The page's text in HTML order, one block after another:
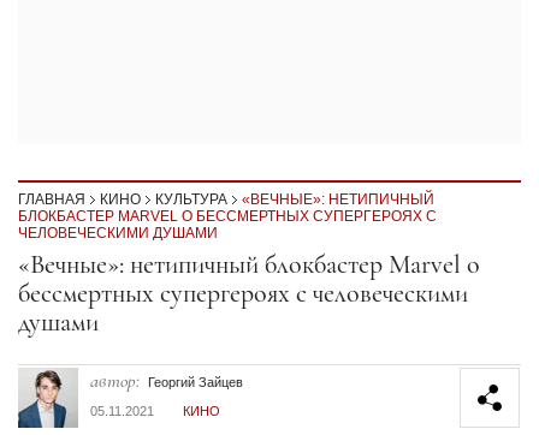
ГЛАВНАЯ КИНО КУЛЬТУРА
«ВЕЧНЫЕ»: НЕТИПИЧНЫЙ
БЛОКБАСТЕР MARVEL О БЕССМЕРТНЫХ СУПЕРГЕРОЯХ С
ЧЕЛОВЕЧЕСКИМИ ДУШАМИ
Секция статей
«Вечные»: нетипичный блокбастер Marvel о
бессмертных супергероях с человеческими
душами
автор:
Георгий Зайцев
05.11.2021
КИНО